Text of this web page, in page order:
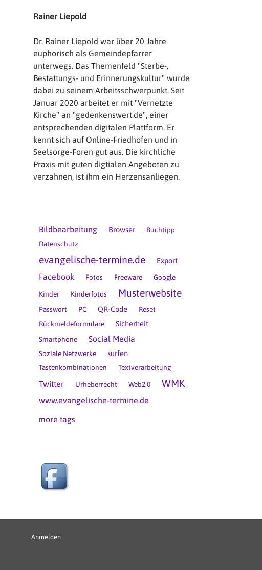
Rainer Liepold
Dr. Rainer Liepold war über 20 Jahre
euphorisch als Gemeindepfarrer
unterwegs. Das Themenfeld "Sterbe-,
Bestattungs- und Erinnerungskultur" wurde
dabei zu seinem Arbeitsschwerpunkt. Seit
Januar 2020 arbeitet er mit "Vernetzte
Kirche" an "gedenkenswert.de", einer
entsprechenden digitalen Plattform. Er
kennt sich auf Online-Friedhöfen und in
Seelsorge-Foren gut aus. Die kirchliche
Praxis mit guten digtialen Angeboten zu
verzahnen, ist ihm ein Herzensanliegen.
Bildbearbeitung Browser
Buchtipp
Datenschutz
evangelische-termine.de Export
Facebook Fotos Freeware Google
Kinder Kinderfotos Musterwebsite
Passwort PC QR-Code
Reset
Rückmeldeformulare
Sicherheit
Smartphone Social Media
Soziale Netzwerke surfen
Tastenkombinationen Textverarbeitung
Twitter Urheberrecht Web2.0 WMK
www.evangelische-termine.de
more tags
Benutzermenü
Anmelden